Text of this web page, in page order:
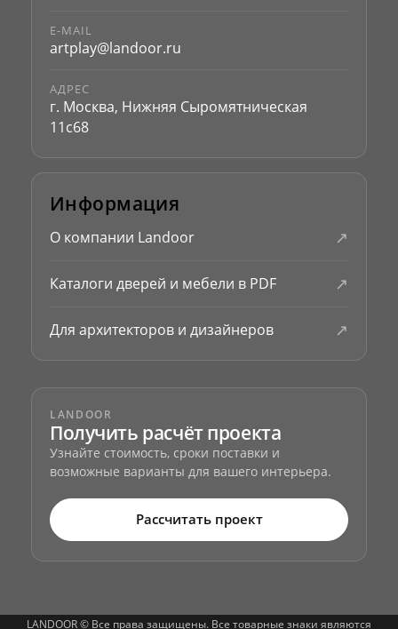
E-MAIL
artplay@landoor.ru
АДРЕС
г. Москва, Нижняя Сыромятническая
11с68
Информация
О компании Landoor ↗
Каталоги дверей и мебели в PDF ↗
Для архитекторов и дизайнеров ↗
LANDOOR
Получить расчёт проекта
Узнайте стоимость, сроки поставки и
возможные варианты для вашего интерьера.
Рассчитать проект
LANDOOR © Все права защищены. Все товарные знаки являются